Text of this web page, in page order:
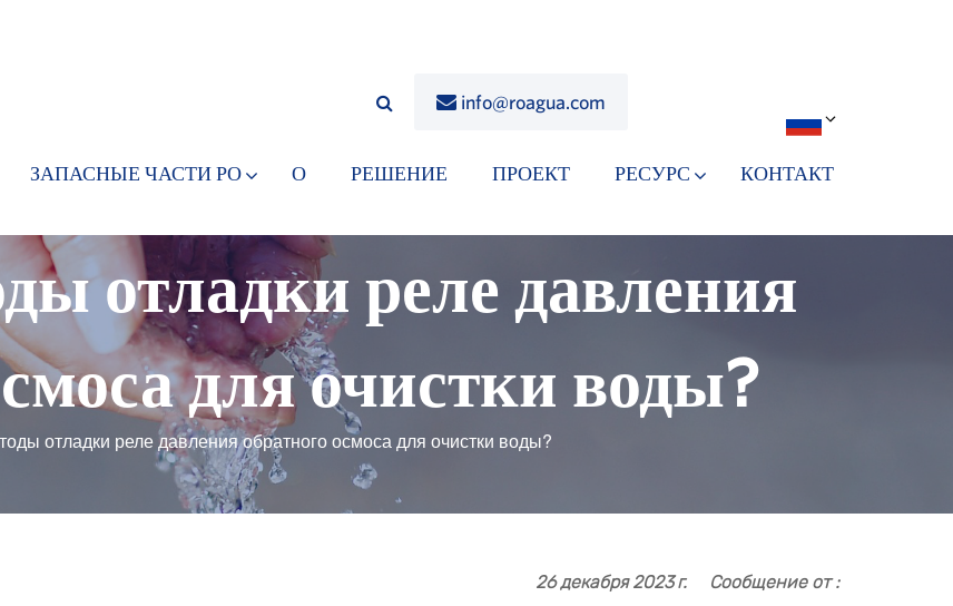
info@roagua.com
ЗАПАСНЫЕ ЧАСТИ РО О РЕШЕНИЕ ПРОЕКТ РЕСУРС КОНТАКТ
отладки реле давления
для очистки воды?
отладки реле давления обратного осмоса для очистки воды?
26 декабря 2023 г.
Сообщение от :